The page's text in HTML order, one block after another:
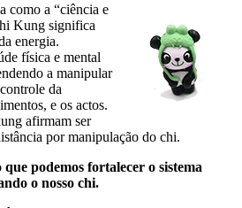
como a “ciência e
Kung significa
energia.
física e mental
a manipular
da
e os actos.
afirmam ser
por manipulação do chi.
podemos fortalecer o sistema
o nosso chi.